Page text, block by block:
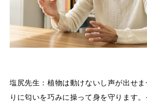
塩尻先生：植物は動けないし声が出せ
りに匂いを巧みに操って身を守ります